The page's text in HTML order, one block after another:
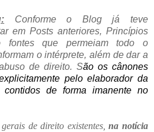
Conforme o Blog já teve
em Posts anteriores, Princípios
fontes que permeiam todo o
o intérprete, além de dar a
de direito. São os cânones
pelo elaborador da
contidos deforma imanente no
de direito existentes,na notícia